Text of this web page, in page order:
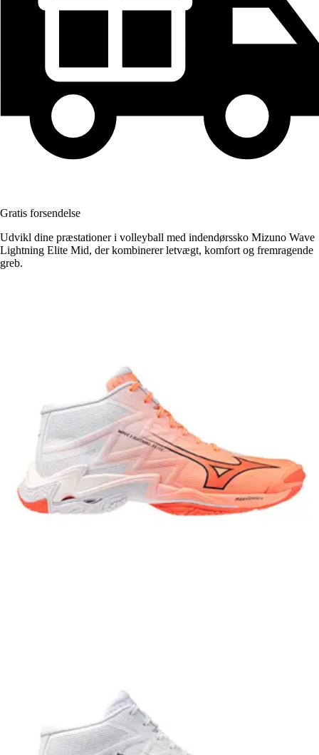
Gratis forsendelse
Udvikl dine præstationer i volleyball med indendørssko Mizuno Wave
Lightning Elite Mid, der kombinerer letvægt, komfort og fremragende
greb.